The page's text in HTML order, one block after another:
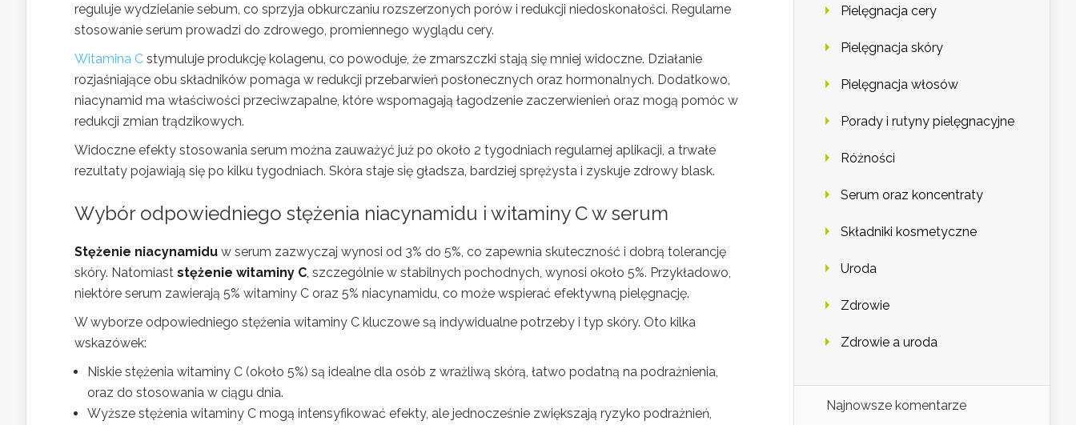
reguluje wydzielanie sebum, co sprzyja obkurczaniu rozszerzonych porów i redukcji niedoskonałości. Regularne
stosowanie serum prowadzi do zdrowego, promiennego wyglądu cery.
Witamina C stymuluje produkcję kolagenu, co powoduje, że zmarszczki stają się mniej widoczne. Działanie
rozjaśniające obu składników pomaga w redukcji przebarwień posłonecznych oraz hormonalnych. Dodatkowo,
niacynamid ma właściwości przeciwzapalne, które wspomagają łagodzenie zaczerwienień oraz mogą pomóc w
redukcji zmian trądzikowych.
Widoczne efekty stosowania serum można zauważyć już po około 2 tygodniach regularnej aplikacji, a trwałe
rezultaty pojawiają się po kilku tygodniach. Skóra staje się gładsza, bardziej sprężysta i zyskuje zdrowy blask.
Wybór odpowiedniego stężenia niacynamidu i witaminy C w serum
Stężenie niacynamidu w serum zazwyczaj wynosi od 3% do 5%, co zapewnia skuteczność i dobrą tolerancję
skóry. Natomiast stężenie witaminy C , szczególnie w stabilnych pochodnych, wynosi około 5%. Przykładowo,
niektóre serum zawierają 5% witaminy C oraz 5% niacynamidu, co może wspierać efektywną pielęgnację.
W wyborze odpowiedniego stężenia witaminy C kluczowe są indywidualne potrzeby i typ skóry. Oto kilka
wskazówek:
Niskie stężenia witaminy C (około 5%) są idealne dla osób z wrażliwą skórą, łatwo podatną na podrażnienia,
oraz do stosowania w ciągu dnia.
Wyższe stężenia witaminy C mogą intensyfikować efekty, ale jednocześnie zwiększają ryzyko podrażnień,
Pielęgnacja cery
Pielęgnacja skóry
Pielęgnacja włosów
Porady i rutyny pielęgnacyjne
Różności
Serum oraz koncentraty
Składniki kosmetyczne
Uroda
Zdrowie
Zdrowie a uroda
Najnowsze komentarze